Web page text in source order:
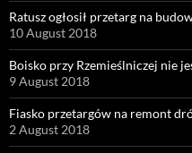
Ratusz ogłosił przetarg na
10 August 2018
Boisko przy Rzemieślniczej nie
9 August 2018
Fiasko przetargów na remont
2 August 2018